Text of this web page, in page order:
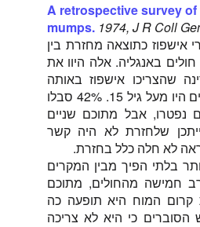
A retrospective survey
mumps. 1974, J R Coll
2,482 מקרי אישפוז כתוצאה מחזרת בין
1969 ב-16 בתי חולים באנגליה. אלה היוו את
שהצריכו אישפוז באותה
התקופה. מחצית מהחולים היו מעל גיל 15. 42% סבלו
נפטרו, אבל מתוכם שניים
שלחזרת לא היה קשר
לא חלה כלל בחזרת.
בלתי הפיך מבין המקרים
חמישה מהחולים, מתוכם
קרום המוח היא תופעה כה
הסוברים כי היא לא צריכה